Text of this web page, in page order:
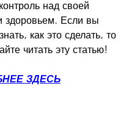
над своей
здоровьем. Если вы
как это сделать, то
читать эту статью!
ЗДЕСЬ